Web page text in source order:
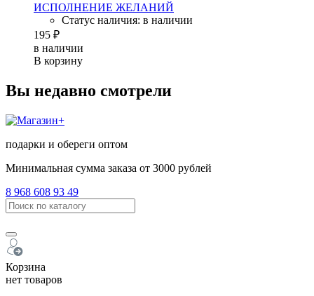
ИСПОЛНЕНИЕ ЖЕЛАНИЙ
Статус наличия: в наличии
195 ₽
в наличии
В корзину
Вы недавно смотрели
подарки и обереги оптом
Минимальная сумма заказа от 3000 рублей
8 968 608 93 49
Корзина
нет товаров